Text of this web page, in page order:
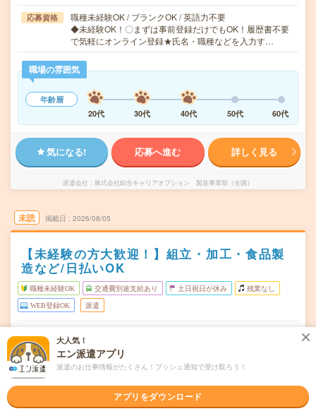
応募資格
職種未経験OK / ブランクOK / 英語力不要
◆未経験OK！〇まずは事前登録だけでもOK！履歴書不要
で気軽にオンライン登録★氏名・職種などを入力す…
職場の雰囲気
年齢層
20代
30代 40代 50代 60代
気になる! 応募へ進む 詳しく見る
派遣会社 株式会社綜合キャリアオプション 製造事業部（全国）
未読 掲載日 2026/08/05
【未経験の方大歓迎！】組立・加工・食品製
造など/日払いOK
職種未経験OK 交通費別途支給あり 土日祝日が休み 残業なし
WEB登録OK 派遣
曜日頻度 月～金
時間
長期でお仕事できる方、大歓迎！
大人気！
エン派遣アプリ
派遣のお仕事情報がたくさん！プッシュ通知で受け取ろう！
アプリをダウンロード